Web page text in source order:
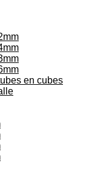
en cubes